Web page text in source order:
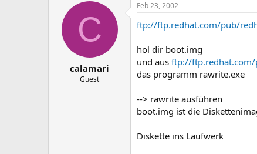
C
calamari
Guest
Feb 23, 2002
ftp://ftp.redhat.com/pub/
hol dir boot.img
und aus ftp://
das programm rawrite.exe
--> rawrite ausführen
boot.img ist die
Diskette ins Laufwerk